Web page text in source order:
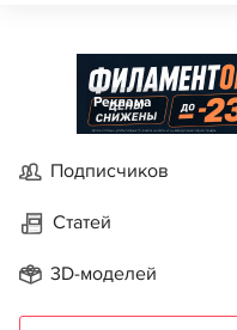
Реклама
Подписчиков
Статей
3D-моделей